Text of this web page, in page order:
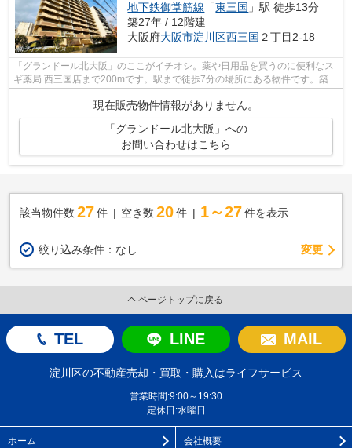
地下鉄御堂筋線 「東三国 」駅 徒歩13分
築27年 / 12階建
大阪府大阪市淀川区西三国 ２丁目2-18
「グランドール北大阪」のここがイチオシ。薬や日用品を買うのに便利なス
ギ薬局 西三国店まで200mです。駅まで徒歩7分の場所にある物件です。築
現在販売物件情報がありません。
「グランドール北大阪」への
お問い合わせはこちら
該当物件数 27件 空き数 20 件 1～27 件を表示
絞り込み条件： なし 変更
ページトップに戻る
TEL LINE MAIL
淀川区の不動産売却・買取・購入はライフサービス
営業時間:9:00～19:30
定休日:水曜日
ホーム 会社概要